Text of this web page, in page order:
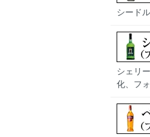
シードル
シェリ
化、フ